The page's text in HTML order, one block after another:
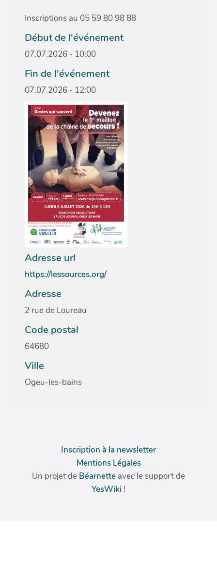
Inscriptions au 05 59 80 98 88
Début de l'événement
07.07.2026 - 10:00
Fin de l'événement
07.07.2026 - 12:00
Adresse url
https://lessources.org/
Adresse
2 rue de Loureau
Code postal
64680
Ville
Ogeu-les-bains
Inscription à la newsletter
Mentions Légales
Un projet de Béarnette avec le support de
YesWiki !